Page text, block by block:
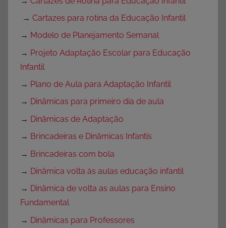
→ Cartazes para rotina da Educação Infantil
→ Modelo de Planejamento Semanal
→ Projeto Adaptação Escolar para Educação
Infantil
→ Plano de Aula para Adaptação Infantil
→ Dinâmicas para primeiro dia de aula
→ Dinâmicas de Adaptação
→ Brincadeiras e Dinâmicas Infantis
→ Brincadeiras com bola
→ Dinâmica volta às aulas educação infantil
→ Dinâmica de volta as aulas para Ensino
Fundamental
→ Dinâmicas para Professores